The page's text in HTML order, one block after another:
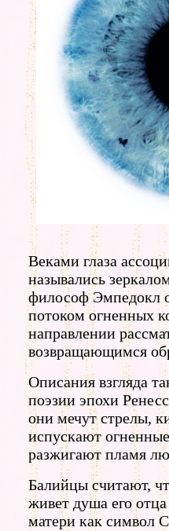
Веками глаза
назывались
философ Эмпедокл
потоком огненных
направлении
возвращающимся
Описания взгляда
поэзии эпохи
они мечут стрелы,
испускают
разжигают пламя
Балийцы считают,
живет душа его
матери как символ